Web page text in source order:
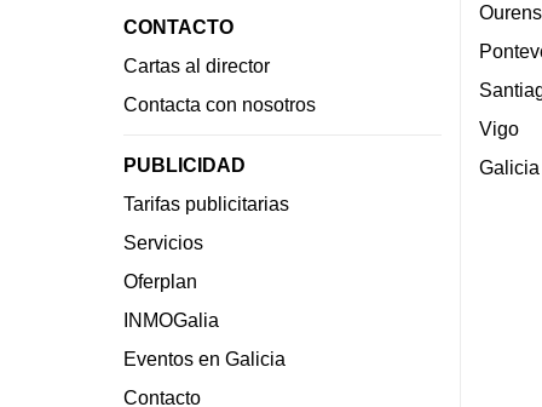
CONTACTO
Cartas al director
Contacta con nosotros
PUBLICIDAD
Tarifas publicitarias
Servicios
Oferplan
INMOGalia
Eventos en Galicia
Contacto
Vigo